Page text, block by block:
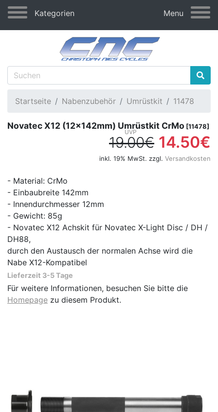
Kategorien Menu
Startseite Nabenzubehör Umrüstkit 11478
Novatec X12 (12x142mm) Umrüstkit CrMo [11478]
19.00€ 14.50€
inkl. 19% MwSt. zzgl. Versandkosten
- Material: CrMo
- Einbaubreite 142mm
- Innendurchmesser 12mm
- Gewicht: 85g
- Novatec X12 Achskit für Novatec X-Light Disc / DH /
DH88,
durch den Austausch der normalen Achse wird die
Nabe X12-Kompatibel
Lieferzeit 3-5 Tage
Für weitere Informationen, besuchen Sie bitte die
Homepage zu diesem Produkt.